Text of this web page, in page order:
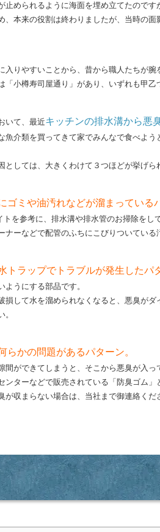
止められるように海面を埋め立てたので
、本来の役割は終わりましたが、当時の
入りやすいことから、昔から職人たちが
小樽寿司屋通り」があり、いずれも甲乙
いて、最近キッチンの排水溝から悪
魚介類を買ってきて家でみんなで食べよ
しては、大きくわけて３つほどが挙げら
ゴミや油汚れなどが溜まっている
を参考に、排水溝や排水管のお掃除をし
ナーなどで配管のふちにこびりついてい
トラップでトラブルが発生したパ
うにする部品です。
して水を溜められなくなると、悪臭がダ
らかの問題があるパターン。
ができてしまうと、そこから悪臭が入っ
ンターなどで販売されている「防臭ゴム」
収まらない場合は、当社まで御連絡くだ